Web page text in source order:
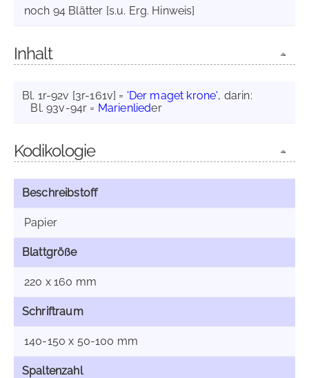
noch 94 Blätter [s.u. Erg. Hinweis]
Inhalt
Bl. 1r-92v [3r-161v] = 'Der maget krone', darin:
Bl. 93v-94r = Marienlieder
Kodikologie
Beschreibstoff
Papier
Blattgröße
220 x 160 mm
Schriftraum
140-150 x 50-100 mm
Spaltenzahl